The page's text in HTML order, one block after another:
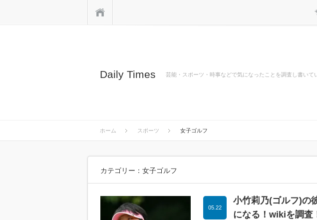
Daily Times 芸能・スポーツ・時事などで気になったことを調査し書いて
ホーム スポーツ 女子ゴルフ
カテゴリー：女子ゴルフ
小竹莉乃(ゴルフ)の
になる！wikiを調査
05.22